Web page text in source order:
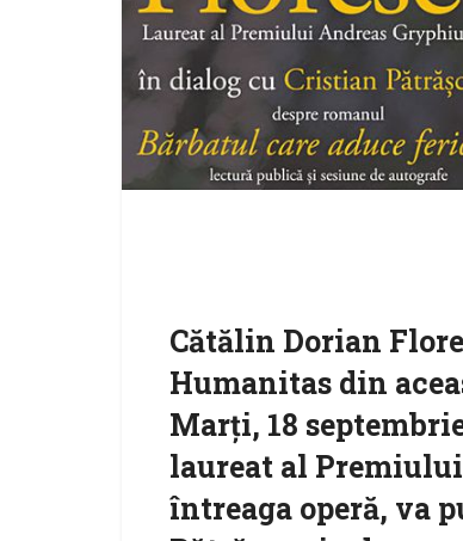
Cătălin Dorian
Humanitas din
Marți, 18
laureat al
întreaga operă, va